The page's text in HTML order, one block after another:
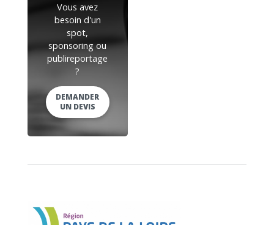
Vous avez
besoin d'un
spot,
sponsoring ou
publireportage
?
DEMANDER
UN DEVIS